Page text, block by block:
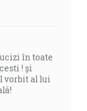
în toate
! și
vorbit al lui